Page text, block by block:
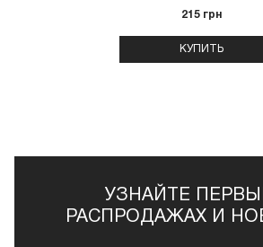
215 грн
КУПИТЬ
УЗНАЙТЕ
РАСПРОДАЖАХ И